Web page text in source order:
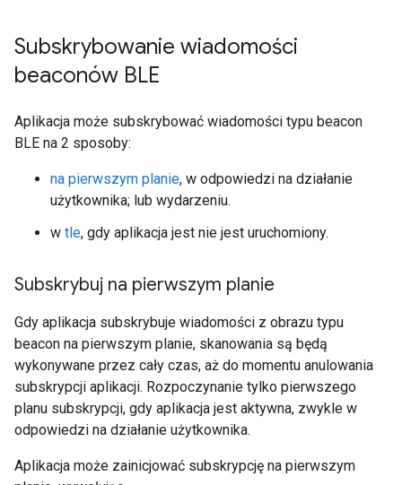
Subskrybowanie wiadomości
beaconów BLE
Aplikacja może subskrybować wiadomości typu beacon
BLE na 2 sposoby:
na pierwszym planie, w odpowiedzi na działanie
użytkownika; lub wydarzeniu.
w tle, gdy aplikacja jest nie jest uruchomiony.
Subskrybuj na pierwszym planie
Gdy aplikacja subskrybuje wiadomości z obrazu typu
beacon na pierwszym planie, skanowania są będą
wykonywane przez cały czas, aż do momentu anulowania
subskrypcji aplikacji. Rozpoczynanie tylko pierwszego
planu subskrypcji, gdy aplikacja jest aktywna, zwykle w
odpowiedzi na działanie użytkownika.
Aplikacja może zainicjować subskrypcję na pierwszym